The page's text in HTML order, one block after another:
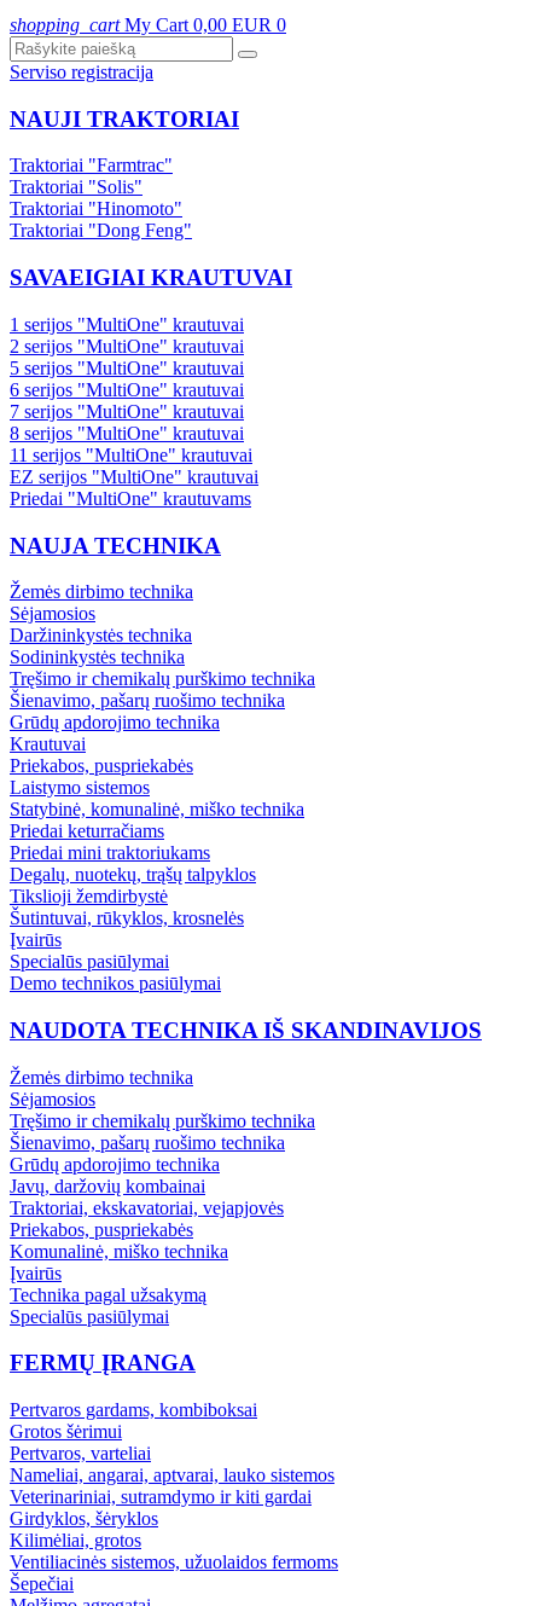
shopping_cart My Cart 0,00 EUR 0
Serviso registracija
NAUJI TRAKTORIAI
Traktoriai "Farmtrac"
Traktoriai "Solis"
Traktoriai "Hinomoto"
Traktoriai "Dong Feng"
SAVAEIGIAI KRAUTUVAI
1 serijos "MultiOne" krautuvai
2 serijos "MultiOne" krautuvai
5 serijos "MultiOne" krautuvai
6 serijos "MultiOne" krautuvai
7 serijos "MultiOne" krautuvai
8 serijos "MultiOne" krautuvai
11 serijos "MultiOne" krautuvai
EZ serijos "MultiOne" krautuvai
Priedai "MultiOne" krautuvams
NAUJA TECHNIKA
Žemės dirbimo technika
Sėjamosios
Daržininkystės technika
Sodininkystės technika
Tręšimo ir chemikalų purškimo technika
Šienavimo, pašarų ruošimo technika
Grūdų apdorojimo technika
Krautuvai
Priekabos, puspriekabės
Laistymo sistemos
Statybinė, komunalinė, miško technika
Priedai keturračiams
Priedai mini traktoriukams
Degalų, nuotekų, trąšų talpyklos
Tikslioji žemdirbystė
Šutintuvai, rūkyklos, krosnelės
Įvairūs
Specialūs pasiūlymai
Demo technikos pasiūlymai
NAUDOTA TECHNIKA IŠ SKANDINAVIJOS
Žemės dirbimo technika
Sėjamosios
Tręšimo ir chemikalų purškimo technika
Šienavimo, pašarų ruošimo technika
Grūdų apdorojimo technika
Javų, daržovių kombainai
Traktoriai, ekskavatoriai, vejapjovės
Priekabos, puspriekabės
Komunalinė, miško technika
Įvairūs
Technika pagal užsakymą
Specialūs pasiūlymai
FERMŲ ĮRANGA
Pertvaros gardams, kombiboksai
Grotos šėrimui
Pertvaros, varteliai
Nameliai, angarai, aptvarai, lauko sistemos
Veterinariniai, sutramdymo ir kiti gardai
Girdyklos, šėryklos
Kilimėliai, grotos
Ventiliacinės sistemos, užuolaidos fermoms
Šepečiai